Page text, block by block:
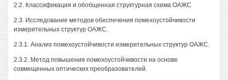
2.2. Классификация и обобщенная структурная схема ОАЖС
2.3. Исследование методов обеспечения помехоустойчивости
измерительных структур ОАЖС.
2.3.1. Анализ помехоустойчивости измерительных структур ОАЖС.
2.3.2. Метод повышения помехоустойчивости на основе
совмещенных оптических преобразователей.